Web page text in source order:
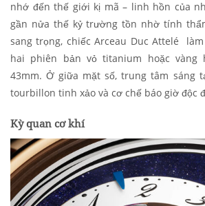
nhớ đến thế giới kị mã – linh hồn của
gần nửa thế kỷ trường tồn nhờ tính
sang trọng, chiếc Arceau Duc Attelé
hai phiên bản vỏ titanium hoặc vàng
43mm. Ở giữa mặt số, trung tâm sáng
tourbillon tinh xảo và cơ chế báo giờ độc
Kỳ quan cơ khí